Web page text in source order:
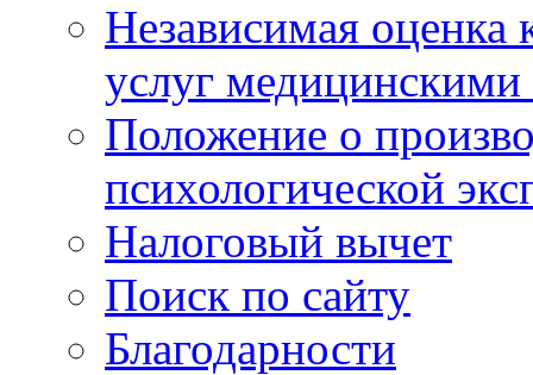
Независимая оценка
услуг
Положение о
психологической
Налоговый вычет
Поиск по сайту
Благодарности